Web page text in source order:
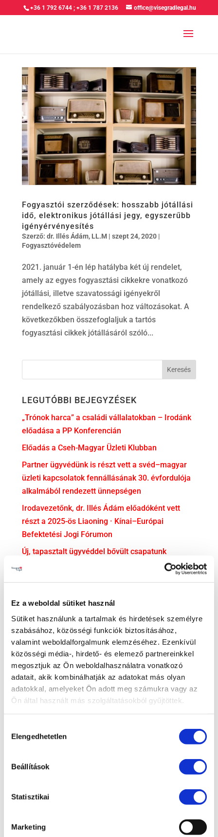
Ez a weboldal sütiket használ
Sütiket használunk a tartalmak és hirdetések személyre
szabásához, közösségi funkciók biztosításához,
valamint weboldalforgalmunk elemzéséhez. Ezenkívül
közösségi média-, hirdető- és elemező partnereinkkel
megosztjuk az Ön weboldalhasználatra vonatkozó
adatait, akik kombinálhatják az adatokat más olyan
adatokkal, amelyeket Ön adott meg számukra vagy az
Ön által használt más szolgáltatásokból gyűjtöttek.
kiválasztása
Elengedhetetlen
Beállítások
Statisztikai
Marketing
+36 1 792 6744 ;+36 1 787 2136 office@visegradlegal.hu
Fogyasztói szerződések: hosszabb jótállási
idő, elektronikus jótállási jegy, egyszerűbb
igényérvényesítés
Szerző: dr. Illés Ádám, LL.M| szept 24, 2020|
Fogyasztóvédelem
2021. január 1-én lép hatályba két új rendelet,
amely az egyes fogyasztási cikkekre vonatkozó
jótállási, illetve szavatossági igényekről
rendelkező szabályozásban hoz változásokat. A
következőkben összefoglaljuk a tartós
fogyasztási cikkek jótállásáról szóló...
LEGUTÓBBI BEJEGYZÉSEK
„Trónok harca” a családi vállalatokban – Irodánk
előadása a PP Konferencián
Előadás a Cseh-Magyar Üzleti Klubban
Partner ügyvédünk is részt vett a svéd–magyar
üzleti kapcsolatok fennállásának 30. évfordulója
alkalmából rendezett ünnepségen
Irodavezetőnk, dr. Illés Ádám előadóként vett
részt a 2025-ös Liaoning · Kínai–Európai
Befektetési Jogi Fórumon
Új, tapasztalt ügyvéddel bővült csapatunk
dr. Soós Mercédesz ügyvédjelölti esküjéhez
gratulálunk!
KATEGÓRIA
Adatvédelem
Adózás
Bejelentővédelem
Compliance
EU jog
Fogyasztóvédelem
Koronavírus
Munkajog
Peres eljárások